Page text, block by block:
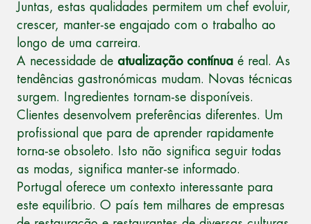
Juntas, estas qualidades permitem um chef evoluir,
crescer, manter-se engajado com o trabalho ao
longo de uma carreira.
A necessidade de atualização contínua é real. As
tendências gastronómicas mudam. Novas técnicas
surgem. Ingredientes tornam-se disponíveis.
Clientes desenvolvem preferências diferentes. Um
profissional que para de aprender rapidamente
torna-se obsoleto. Isto não significa seguir todas
as modas, significa manter-se informado.
Portugal oferece um contexto interessante para
este equilíbrio. O país tem milhares de empresas